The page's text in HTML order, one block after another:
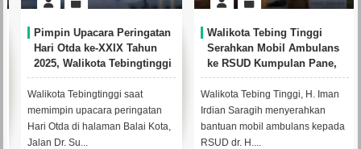
Pimpin Upacara Peringatan
Hari Otda ke-XXIX Tahun
2025, Walikota Tebingtinggi
Sampaikan Sambutan
Mendagri
Walikota Tebingtinggi saat
memimpin upacara peringatan
Hari Otda di halaman Balai Kota,
Jalan Dr. Su...
Walikota Tebing Tinggi
Serahkan Mobil Ambulans
ke RSUD Kumpulan Pane,
Bantuan dari BNI
Walikota Tebing Tinggi, H. Iman
Irdian Saragih menyerahkan
bantuan mobil ambulans kepada
RSUD dr. H....